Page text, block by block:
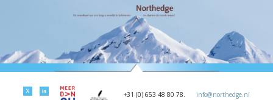
+31 (0) 653 48 80 78. info@northedge.nl